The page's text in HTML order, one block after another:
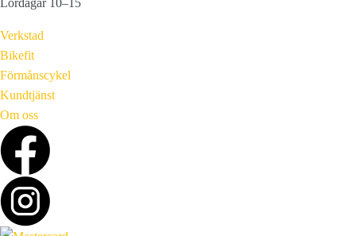
Lördagar 10–15
Verkstad
Bikefit
Förmånscykel
Kundtjänst
Om oss